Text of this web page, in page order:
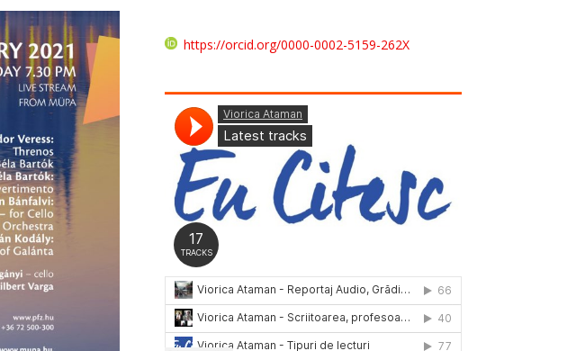
https://orcid.org/0000-0002-5159-262X